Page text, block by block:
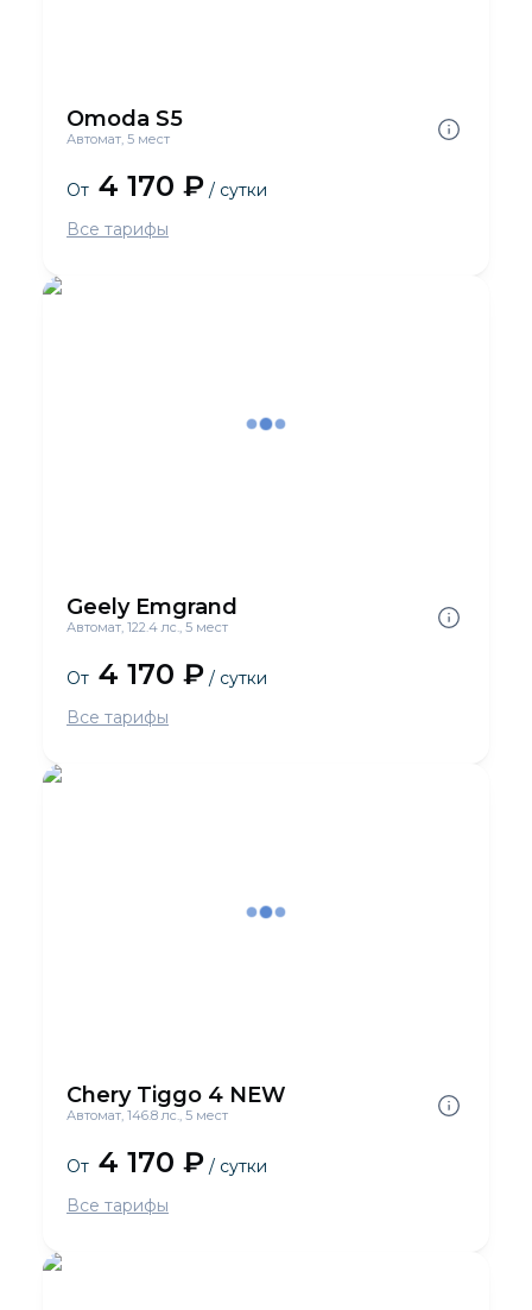
Omoda S5
Автомат, 5 мест
От 4 170 ₽ / сутки
Все тарифы
Geely Emgrand
Автомат, 122.4 лс., 5 мест
От 4 170 ₽ / сутки
Все тарифы
Chery Tiggo 4 NEW
Автомат, 146.8 лс., 5 мест
От 4 170 ₽ / сутки
Все тарифы